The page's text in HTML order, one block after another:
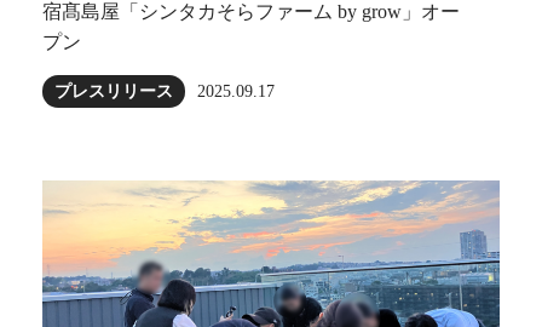
宿髙島屋「シンタカそらファーム by grow」オー
プン
プレスリリース 2025.09.17